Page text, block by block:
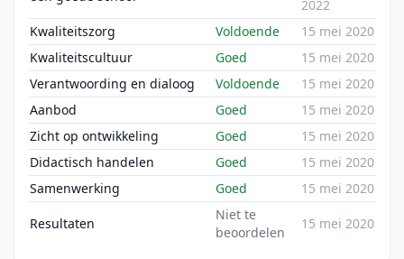
2022
Kwaliteitszorg
Voldoende
15 mei 2020
Kwaliteitscultuur
Goed
15 mei 2020
Verantwoording en dialoog
Voldoende
15 mei 2020
Aanbod
Goed
15 mei 2020
Zicht op ontwikkeling
Goed
15 mei 2020
Didactisch handelen
Goed
15 mei 2020
Samenwerking
Goed 15 mei 2020
Resultaten
Niet te
beoordelen
15 mei 2020